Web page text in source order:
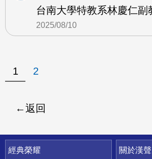
台南大學特教系林慶仁副
2025/08/10
1 2
返回
快速連結
經典榮耀
關於漢聲